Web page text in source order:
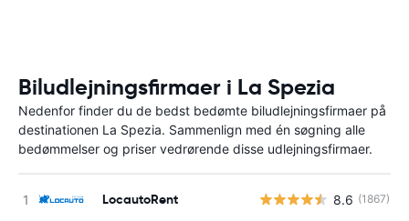
Biludlejningsfirmaer i La Spezia
Nedenfor finder du de bedst bedømte biludlejningsfirmaer på
destinationen La Spezia. Sammenlign med én søgning alle
bedømmelser og priser vedrørende disse udlejningsfirmaer.
LocautoRent 8.6 (1867)